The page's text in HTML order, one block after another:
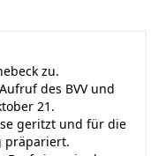
zu.
des BVV und
21.
geritzt und für die
präpariert.